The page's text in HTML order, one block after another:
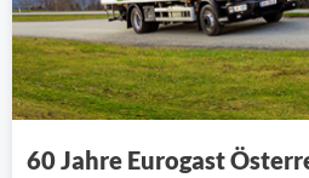
60 Jahre Eurogast